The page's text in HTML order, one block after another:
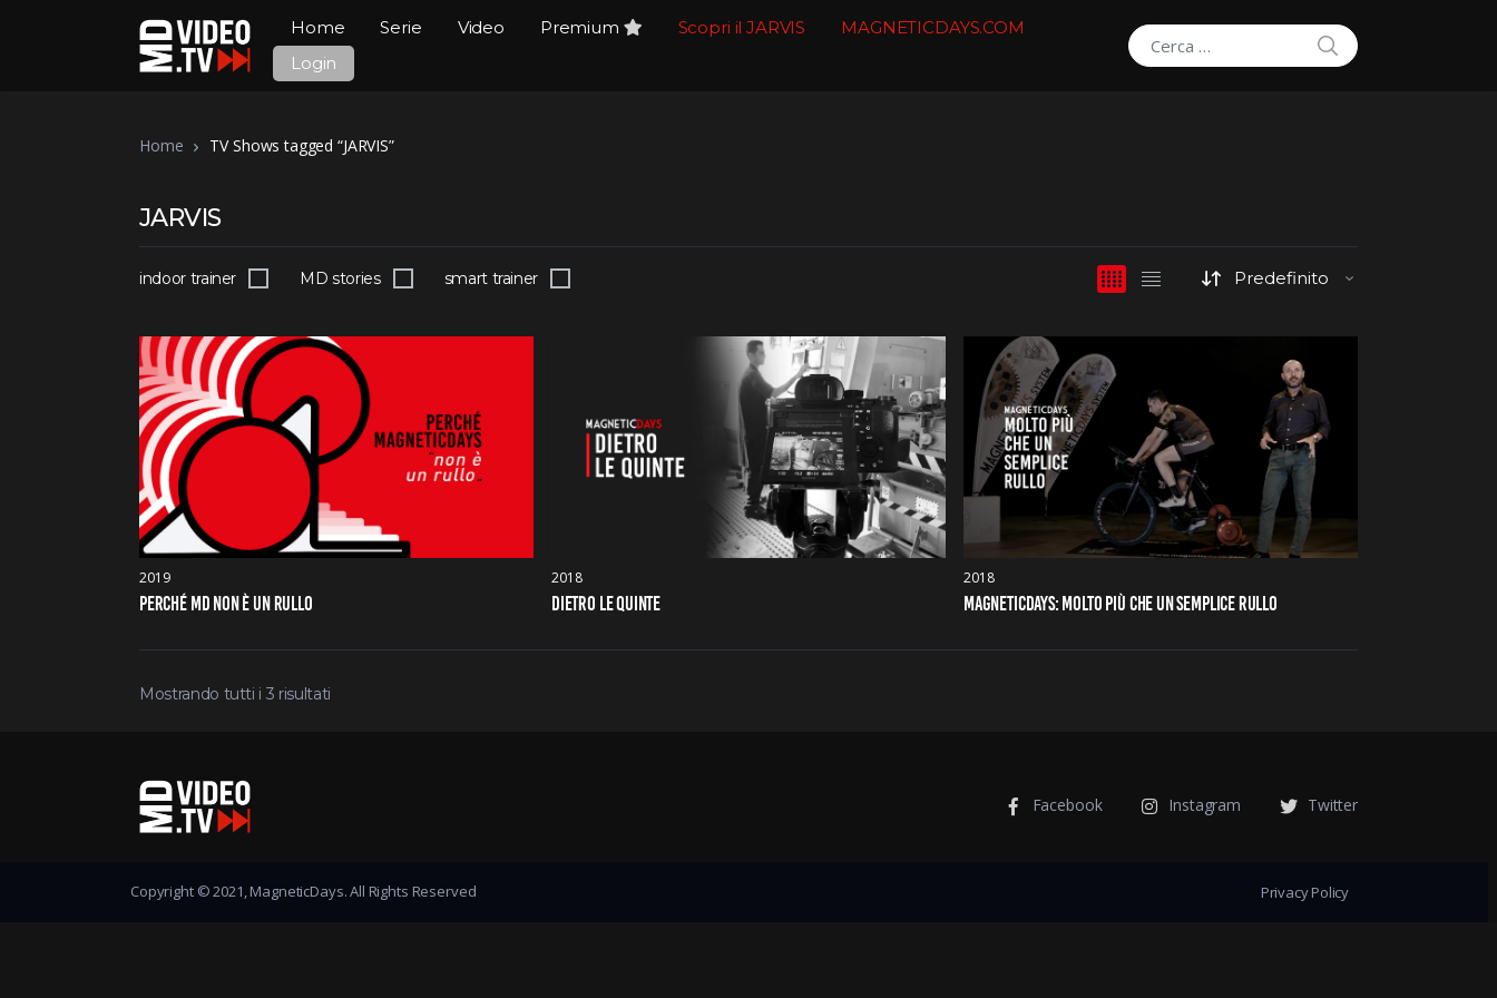
Home Serie Video Premium Scopri il JARVIS
MAGNETICDAYS.COM
Login
Search for:
SEARCH
Home TV Shows tagged “JARVIS”
JARVIS
indoor trainer MD stories smart trainer
2019
PERCHÉ MD NON È UN RULLO
2018
DIETRO LE QUINTE
2018
MAGNETICDAYS: MOLTO PIÙ CHE UN SEMPLICE RULLO
Mostrando tutti i 3 risultati
Facebook Instagram Twitter
Copyright © 2021, MagneticDays. All Rights Reserved Privacy Policy